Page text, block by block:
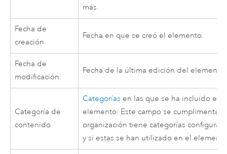
más.
Fecha de
creación
Fecha en que se creó el elemento.
Fecha de
modificación
Fecha de la última edición del elemento.
Categoría de
contenido
Categorías en las que se ha incluido el
elemento. Este campo se cumplimenta
organización tiene categorías
y si estas se han utilizado en el